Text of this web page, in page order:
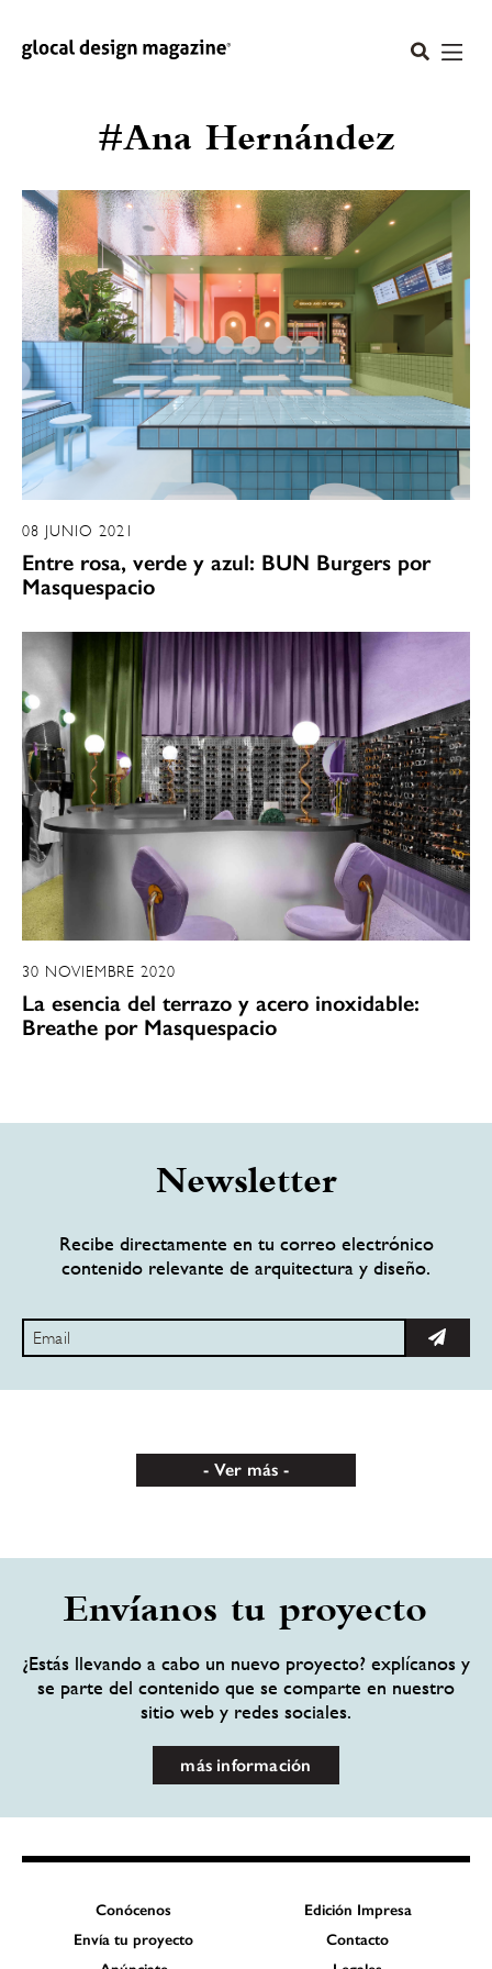
#Ana Hernández
08 JUNIO 2021
Entre rosa, verde y azul: BUN Burgers por
Masquespacio
30 NOVIEMBRE 2020
La esencia del terrazo y acero inoxidable:
Breathe por Masquespacio
Newsletter
Recibe directamente en tu correo electrónico
contenido relevante de arquitectura y diseño.
Ver más
Envíanos tu proyecto
¿Estás llevando a cabo un nuevo proyecto? explícanos y
se parte del contenido que se comparte en nuestro
sitio web y redes sociales.
más información
Conócenos
Edición Impresa
Envía tu proyecto
Contacto